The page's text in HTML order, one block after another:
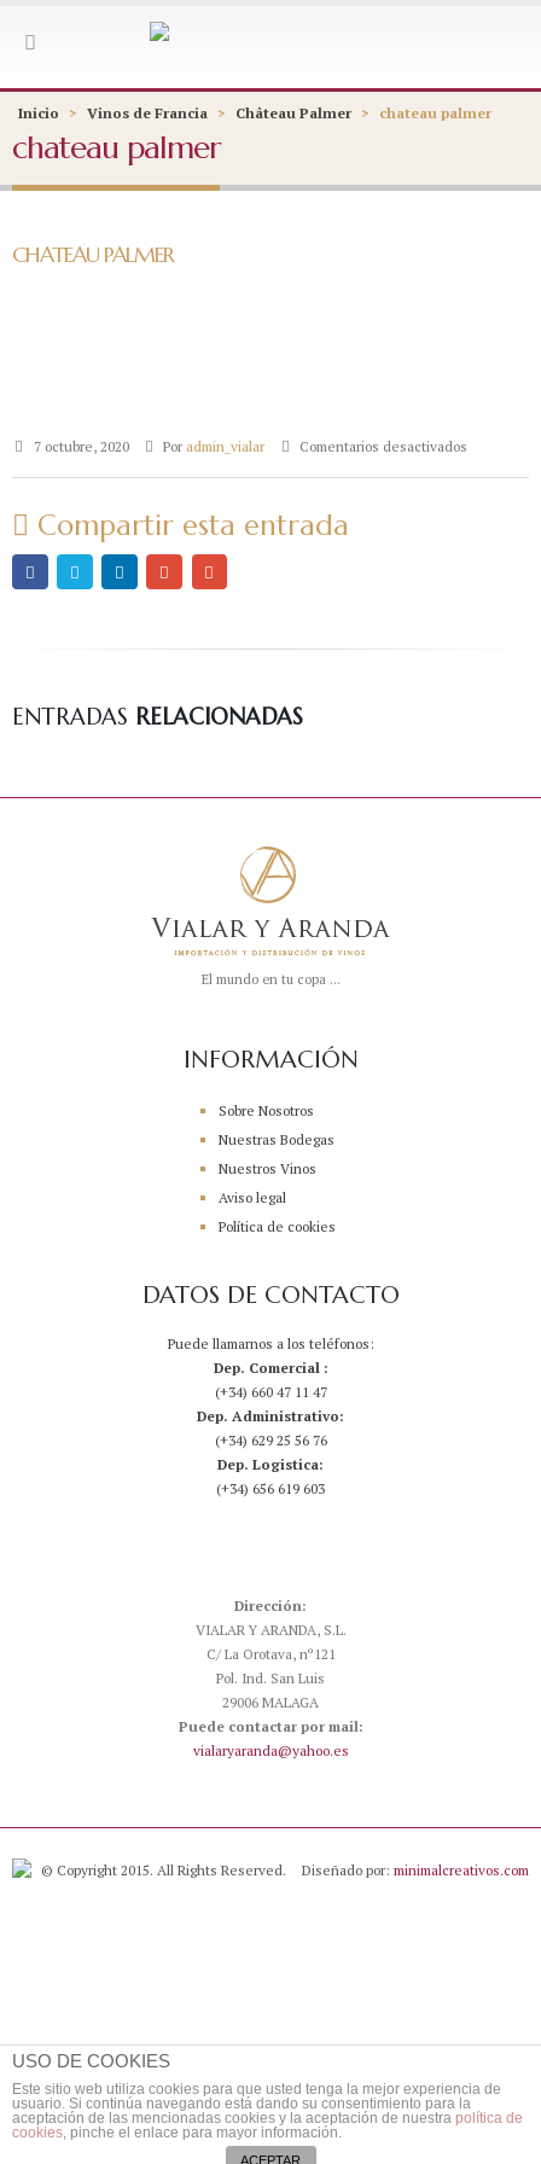
Inicio > Vinos de Francia > Château Palmer > chateau palmer
chateau palmer
CHATEAU PALMER
7 octubre, 2020 Por admin_vialar Comentarios desactivados
Compartir esta entrada
ENTRADAS RELACIONADAS
El mundo en tu copa ...
INFORMACIÓN
Sobre Nosotros
Nuestras Bodegas
Nuestros Vinos
Aviso legal
Política de cookies
DATOS DE CONTACTO
Puede llamarnos a los teléfonos:
Dep. Comercial :
(+34) 660 47 11 47
Dep. Administrativo:
(+34) 629 25 56 76
Dep. Logistica:
(+34) 656 619 603
Dirección:
VIALAR Y ARANDA, S.L.
C/ La Orotava, nº121
Pol. Ind. San Luis
29006 MALAGA
Puede contactar por mail:
vialaryaranda@yahoo.es
© Copyright 2015. All Rights Reserved. Diseñado por: minimalcreativos.com
USO DE COOKIES
Este sitio web utiliza cookies para que usted tenga la mejor experiencia de
usuario. Si continúa navegando está dando su consentimiento para la
aceptación de las mencionadas cookies y la aceptación de nuestra política de
cookies, pinche el enlace para mayor información.
ACEPTAR